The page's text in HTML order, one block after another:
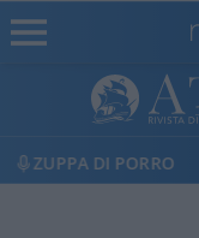
ZUPPA DI PORRO